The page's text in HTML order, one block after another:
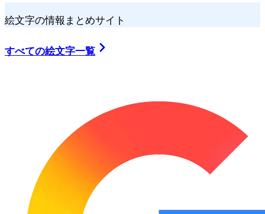
絵文字の情報まとめサイト
すべての絵文字一覧